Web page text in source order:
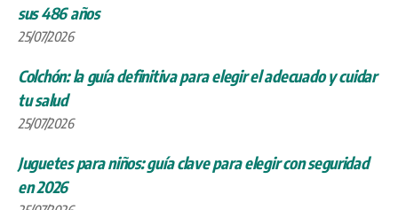
sus 486 años
25/07/2026
Colchón: la guía definitiva para elegir el adecuado y cuidar
tu salud
25/07/2026
Juguetes para niños: guía clave para elegir con seguridad
en 2026